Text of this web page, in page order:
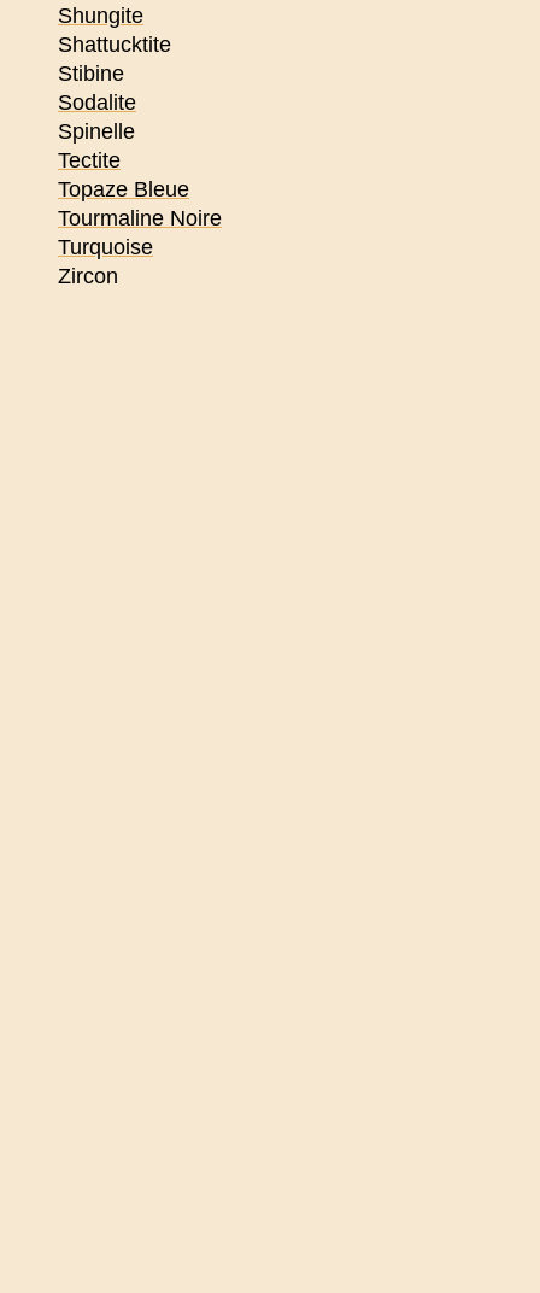
Shungite
Shattucktite
Stibine
Sodalite
Spinelle
Tectite
Topaze Bleue
Tourmaline Noire
Turquoise
Zircon